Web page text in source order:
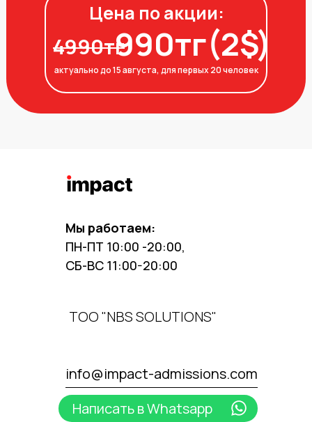
990тг(2$)
4990тг
актуально до 15 августа, для первых 20 человек
Цена по акции:
Мы работаем:
ПН-ПТ 10:00 -20:00,
СБ-ВС 11:00-20:00
ТОО "NBS SOLUTIONS"
info@impact-admissions.com
Написать в Whatsapp